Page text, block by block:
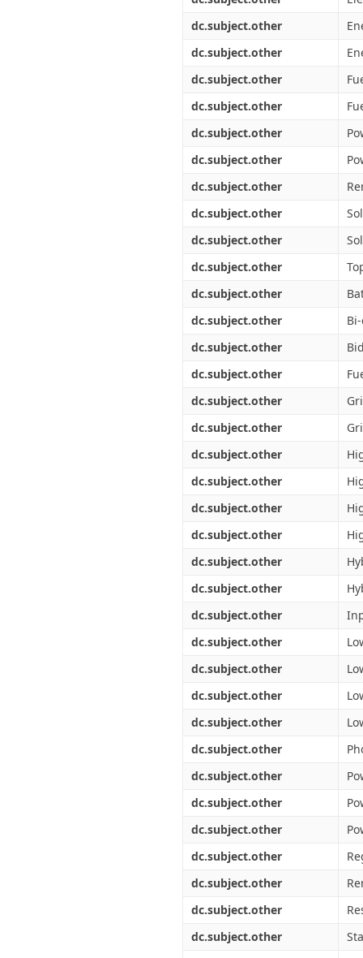
dc.subject.other
dc.subject.other
dc.subject.other
dc.subject.other
dc.subject.other
dc.subject.other
dc.subject.other
dc.subject.other
dc.subject.other
dc.subject.other
dc.subject.other
dc.subject.other
dc.subject.other
dc.subject.other
dc.subject.other
dc.subject.other
dc.subject.other
dc.subject.other
dc.subject.other
dc.subject.other
dc.subject.other
dc.subject.other
dc.subject.other
dc.subject.other
dc.subject.other
dc.subject.other
dc.subject.other
dc.subject.other
dc.subject.other
dc.subject.other
dc.subject.other
dc.subject.other
dc.subject.other
dc.subject.other
dc.subject.other